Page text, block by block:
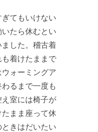
ぎてもいけない
たら休むとい
した。稽古着
着けたままで
ォーミングア
るまで一度も
室には椅子が
まま座って休
きはだいたい